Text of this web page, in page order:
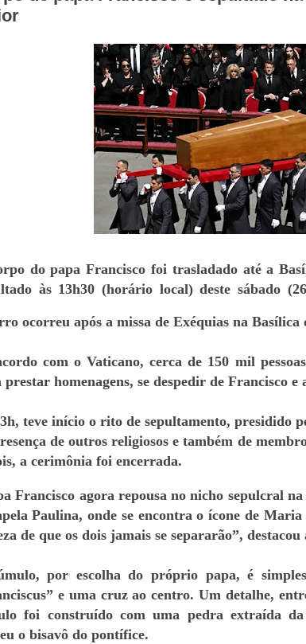
do papa Francisco foi trasladado até a
às 13h30 (horário local) deste sábado
ocorreu após a missa de Exéquias na Basílica
com o Vaticano, cerca de 150 mil
prestar homenagens, se despedir de Francisco
teve início o rito de sepultamento, presidido
de outros religiosos e também de
a cerimônia foi encerrada.
Francisco agora repousa no nicho sepulcral
Paulina, onde se encontra o ícone de
de que os dois jamais se separarão”, destacou
por escolha do próprio papa, é
e uma cruz ao centro. Um detalhe,
foi construído com uma pedra extraída
o bisavô do pontífice.